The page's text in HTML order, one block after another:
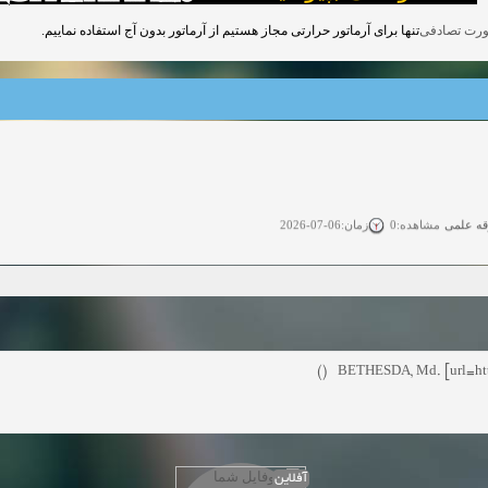
تنها برای آرماتور حرارتی مجاز هستیم از آرماتور بدون آج استفاده نماییم.
آزاد مشاهده:0 زمان:02-26-2025
BETHESDA, Md.
آفلاین